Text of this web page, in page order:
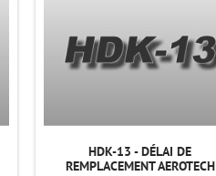
HDK-13 - DÉLAI DE
REMPLACEMENT AEROTECH